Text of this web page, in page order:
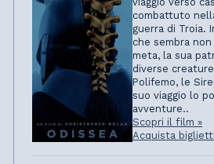
combattuto
guerra di Troia.
che sembra
meta, la sua
diverse
Polifemo, le
suo viaggio lo
avventure..
Scopri il film »
Acquista